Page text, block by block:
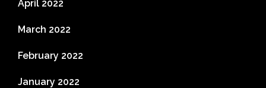
April 2022
March 2022
February 2022
January 2022